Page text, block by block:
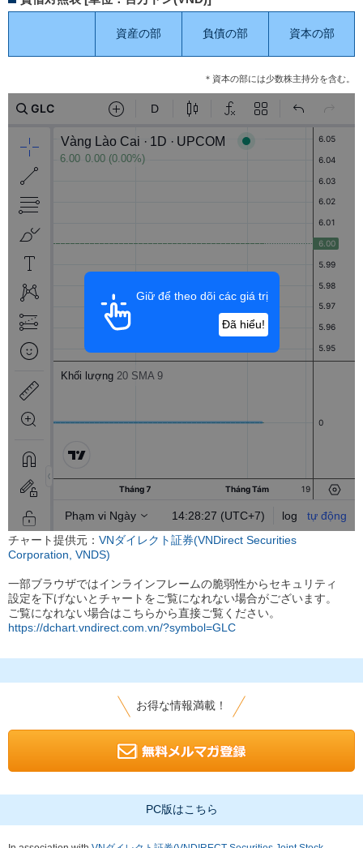
資産の部 負債の部 資本の部
＊資本の部には少数株主持分を含む。
チャート提供元： VNダイレクト証券(VNDirect Securities
Corporation, VNDS)
一部ブラウザではインラインフレームの脆弱性からセキュリティ
設定を下げないとチャートをご覧になれない場合がございます。
ご覧になれない場合はこちらから直接ご覧ください。
https://dchart.vndirect.com.vn/?symbol=GLC
お得な情報満載！
PC版はこちら